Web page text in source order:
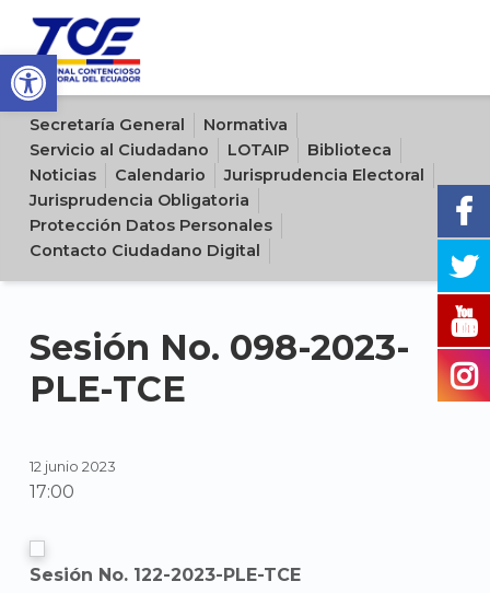
Open toolbar
Sitio oficial del Tribunal Contencioso Electoral del Ecuador
Secretaría General
Normativa
Servicio al Ciudadano
LOTAIP
Biblioteca
Noticias
Calendario
Jurisprudencia Electoral
Jurisprudencia Obligatoria
Protección Datos Personales
Contacto Ciudadano Digital
Sesión No. 098-2023-
PLE-TCE
12 junio 2023
17:00
Sesión No. 122-2023-PLE-TCE